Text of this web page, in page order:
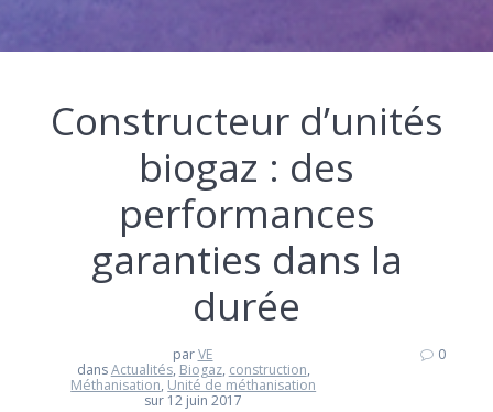
Constructeur d’unités
biogaz : des
performances
garanties dans la
durée
parVE
dansActualités, Biogaz, construction,
Méthanisation, Unité de méthanisation
sur 12 juin 2017
0